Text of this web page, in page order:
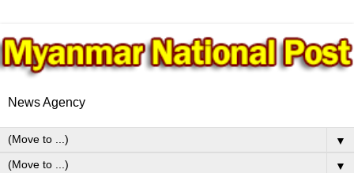
News Agency
▼
▼